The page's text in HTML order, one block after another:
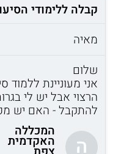
קבלה ללימודי
מאיה
שלום
אני מעוניינת ללמוד
להתקבל - האם יש
ה
המכללה
האקדמית